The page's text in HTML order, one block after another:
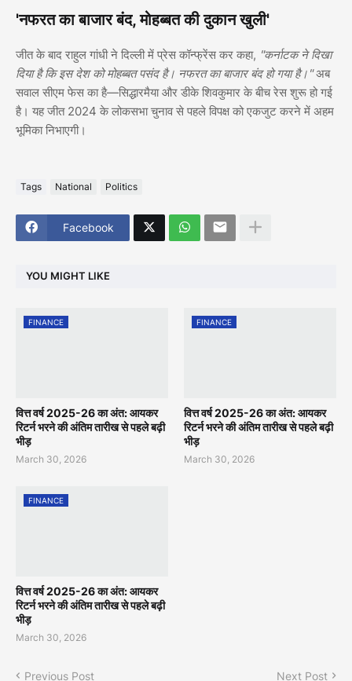
'नफरत का बाजार बंद, मोहब्बत की दुकान खुली'
जीत के बाद राहुल गांधी ने दिल्ली में प्रेस कॉन्फ्रेंस कर कहा, "कर्नाटक ने दिखा
दिया है कि इस देश को मोहब्बत पसंद है। नफरत का बाजार बंद हो गया है।"अब
सवाल सीएम फेस का है—सिद्धारमैया और डीके शिवकुमार के बीच रेस शुरू हो गई
है। यह जीत 2024 के लोकसभा चुनाव से पहले विपक्ष को एकजुट करने में अहम
भूमिका निभाएगी।
Tags National Politics
Facebook
YOU MIGHT LIKE
FINANCE
वित्त वर्ष 2025-26 का अंत: आयकर
रिटर्न भरने की अंतिम तारीख से पहले बढ़ी
भीड़
March 30, 2026
FINANCE
वित्त वर्ष 2025-26 का अंत: आयकर
रिटर्न भरने की अंतिम तारीख से पहले बढ़ी
भीड़
March 30, 2026
FINANCE
वित्त वर्ष 2025-26 का अंत: आयकर
रिटर्न भरने की अंतिम तारीख से पहले बढ़ी
भीड़
March 30, 2026
Previous Post Next Post